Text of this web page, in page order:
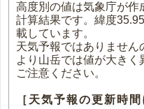
高度別の値は気象庁が作
計算結果です。緯度
載しています。
天気予報ではありません
より山岳では値が大き
ご注意ください。
［天気予報の更新時間